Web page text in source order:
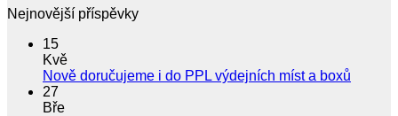
Nejnovější příspěvky
15
Kvě
Nově doručujeme i do PPL výdejních míst a boxů
27
Bře